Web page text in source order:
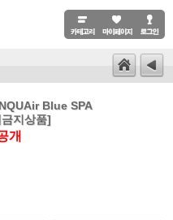
Blue SPA
지상품]
개